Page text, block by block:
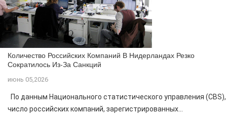
Количество Российских Компаний В Нидерландах Резко
Сократилось Из-За Санкций
июнь 05,2026
По данным Национального статистического управления (CBS),
число российских компаний, зарегистрированных...